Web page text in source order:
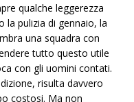
qualche leggerezza
la pulizia di gennaio, la
una squadra con
tutto questo utile
con gli uomini contati.
risulta davvero
costosi. Ma non